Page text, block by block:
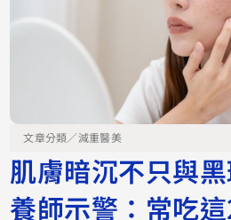
文章分類／減重醫美
肌膚暗沉不只與
養師示警：常吃